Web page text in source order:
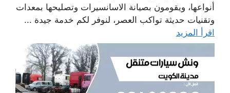
أنواعها، ويقومون بصيانة الاسانسيرات وتصليحها بمعدات
وتقنيات حديثة تواكب العصر، لنوفر لكم خدمة جيدة ...
اقرأ المزيد